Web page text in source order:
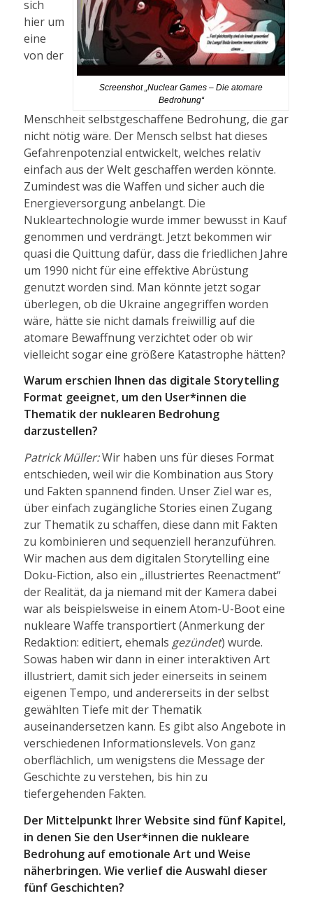
Screenshot „Nuclear Games – Die atomare
Bedrohung“
sich
hier um
eine
von der
Menschheit selbstgeschaffene Bedrohung, die gar
nicht nötig wäre. Der Mensch selbst hat dieses
Gefahrenpotenzial entwickelt, welches relativ
einfach aus der Welt geschaffen werden könnte.
Zumindest was die Waffen und sicher auch die
Energieversorgung anbelangt. Die
Nukleartechnologie wurde immer bewusst in Kauf
genommen und verdrängt. Jetzt bekommen wir
quasi die Quittung dafür, dass die friedlichen Jahre
um 1990 nicht für eine effektive Abrüstung
genutzt worden sind. Man könnte jetzt sogar
überlegen, ob die Ukraine angegriffen worden
wäre, hätte sie nicht damals freiwillig auf die
atomare Bewaffnung verzichtet oder ob wir
vielleicht sogar eine größere Katastrophe hätten?
Warum erschien Ihnen das digitale Storytelling
Format geeignet, um den User*innen die
Thematik der nuklearen Bedrohung
darzustellen?
Patrick Müller:Wir haben uns für dieses Format
entschieden, weil wir die Kombination aus Story
und Fakten spannend finden. Unser Ziel war es,
über einfach zugängliche Stories einen Zugang
zur Thematik zu schaffen, diese dann mit Fakten
zu kombinieren und sequenziell heranzuführen.
Wir machen aus dem digitalen Storytelling eine
Doku-Fiction, also ein „illustriertes Reenactment“
der Realität, da ja niemand mit der Kamera dabei
war als beispielsweise in einem Atom-U-Boot eine
nukleare Waffe transportiert (Anmerkung der
Redaktion: editiert, ehemals gezündet) wurde.
Sowas haben wir dann in einer interaktiven Art
illustriert, damit sich jeder einerseits in seinem
eigenen Tempo, und andererseits in der selbst
gewählten Tiefe mit der Thematik
auseinandersetzen kann. Es gibt also Angebote in
verschiedenen Informationslevels. Von ganz
oberflächlich, um wenigstens die Message der
Geschichte zu verstehen, bis hin zu
tiefergehenden Fakten.
Der Mittelpunkt Ihrer Website sind fünf Kapitel,
in denen Sie den User*innen die nukleare
Bedrohung auf emotionale Art und Weise
näherbringen. Wie verlief die Auswahl dieser
fünf Geschichten?